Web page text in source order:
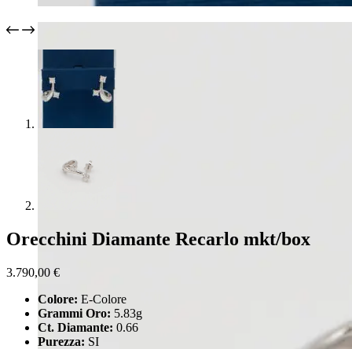
Orecchini Diamante Recarlo mkt/box
3.790,00 €
Colore: E-Colore
Grammi Oro: 5.83g
Ct. Diamante: 0.66
Purezza: SI